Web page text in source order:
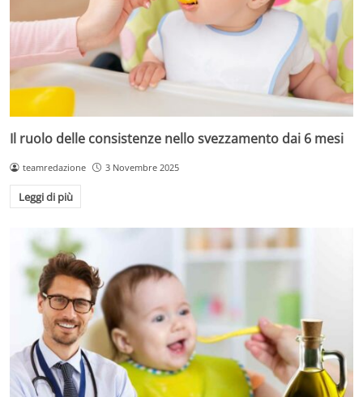
Il ruolo delle consistenze nello svezzamento dai 6 mesi
teamredazione 3 Novembre 2025
Leggi di più